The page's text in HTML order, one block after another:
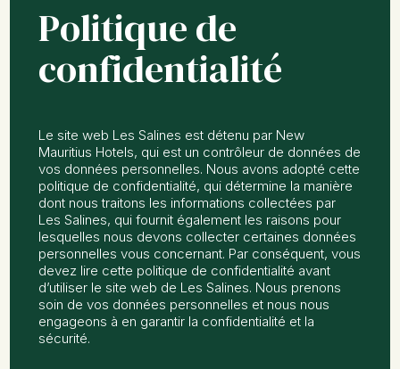
Politiquede
confidentialité
Le site web Les Salines est détenu par New
Mauritius Hotels, qui est un contrôleur de données de
vos données personnelles. Nous avons adopté cette
politique de confidentialité, qui détermine la manière
dont nous traitons les informations collectées par
Les Salines, qui fournit également les raisons pour
lesquelles nous devons collecter certaines données
personnelles vous concernant. Par conséquent, vous
devez lire cette politique de confidentialité avant
d’utiliser le site web de Les Salines. Nous prenons
soin de vos données personnelles et nous nous
engageons à en garantir la confidentialité et la
sécurité.